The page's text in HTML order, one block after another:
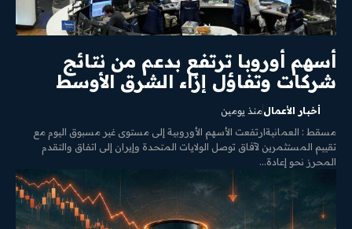
أسهم أوروبا ترتفع بدعم من نتائج
شركات وتفاؤل إزاء الشرق الأوسط
أخبار الأعمالمنذ يومين
مسقط : العمانيةارتفعت الأسهم الأوروبية إلى مستوى غير مسبوق اليوم مع
تقييم المستثمرين لآفاق توصل الولايات المتحدة وإيران إلى اتفاق والتقدم
المحرز نحو إعادة...